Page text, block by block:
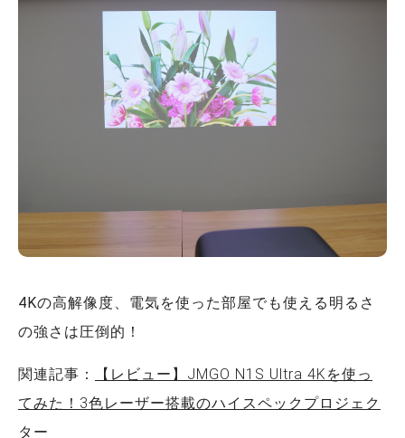
4Kの高解像度、電気を使った部屋でも使える明るさ
の強さは圧倒的！
関連記事：
【レビュー】JMGO N1S Ultra 4Kを使っ
てみた！3色レーザー搭載のハイスペックプロジェク
ター